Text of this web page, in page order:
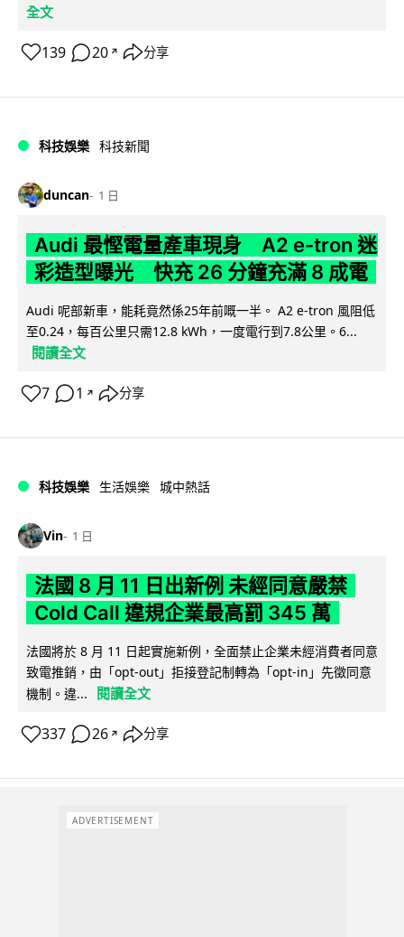
全文
139 20 ↗ 分享
科技娛樂 科技新聞
duncan 1 日
Audi 最慳電量產車現身 A2 e-tron 迷
彩造型曝光 快充 26 分鐘充滿 8 成電
Audi 呢部新車，能耗竟然係25年前嘅一半。 A2 e-tron 風阻低
至0.24，每百公里只需12.8 kWh，一度電行到7.8公里。6...
閱讀全文
7 1 ↗ 分享
科技娛樂 生活娛樂 城中熱話
Vin 1 日
法國 8 月 11 日出新例 未經同意嚴禁
Cold Call 違規企業最高罰 345 萬
法國將於 8 月 11 日起實施新例，全面禁止企業未經消費者同意
致電推銷，由「opt-out」拒接登記制轉為「opt-in」先徵同意
機制。違...
閱讀全文
337 26 ↗ 分享
ADVERTISEMENT